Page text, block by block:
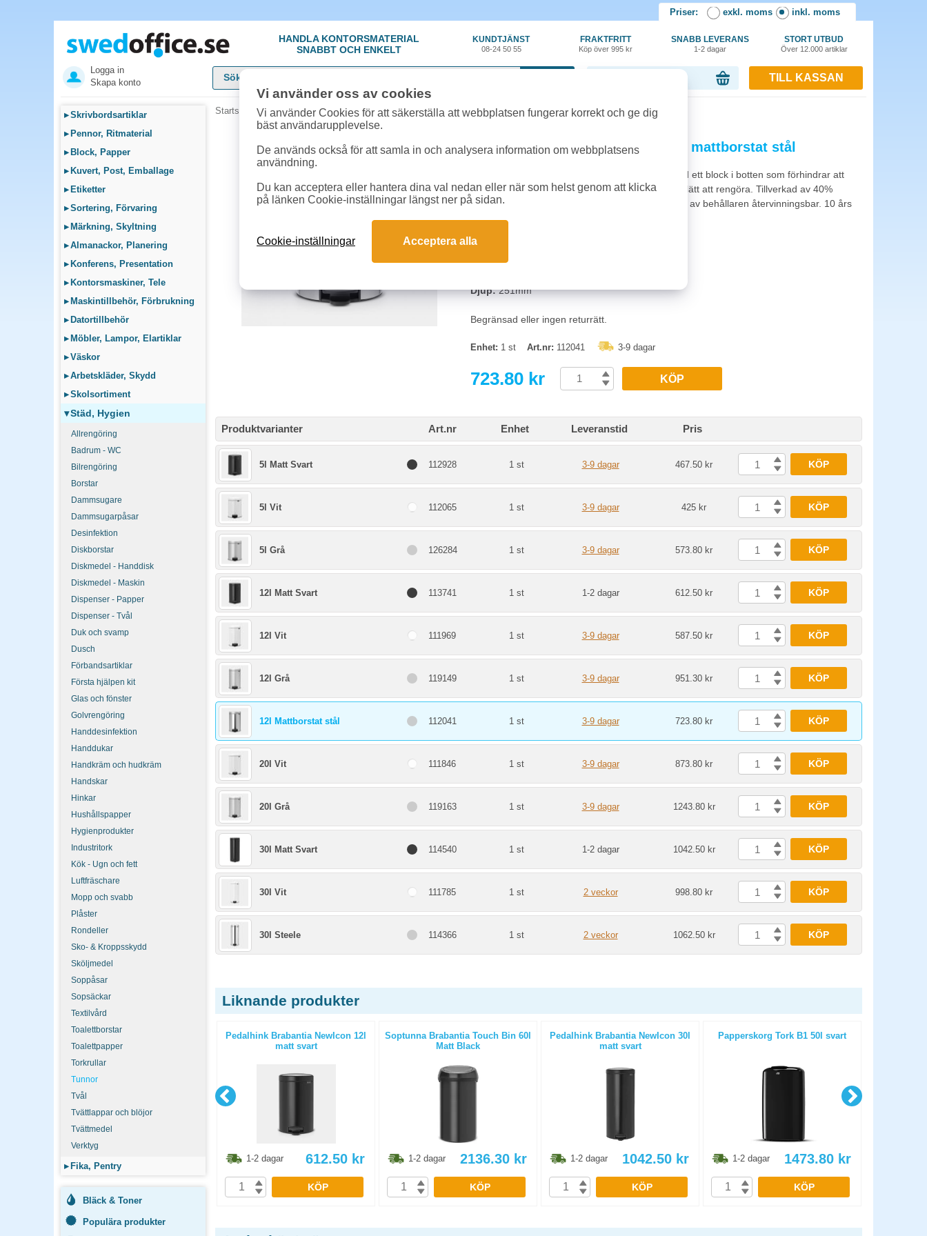
Priser: exkl. moms inkl. moms
HANDLA KONTORSMATERIAL
SNABBT OCH ENKELT
KUNDTJÄNST
08-24 50 55
FRAKTFRITT
Köp över 995 kr
SNABB LEVERANS
1-2 dagar
STORT UTBUD
Över 12.000 artiklar
Logga in
Skapa konto
TILL KASSAN
▸Skrivbordsartiklar
▸ Pennor, Ritmaterial
▸ Block, Papper
▸ Kuvert, Post, Emballage
▸ Etiketter
▸Sortering, Förvaring
▸ Märkning, Skyltning
▸Almanackor, Planering
▸ Konferens, Presentation
▸ Kontorsmaskiner, Tele
▸ Maskintillbehör, Förbrukning
▸ Datortillbehör
▸ Möbler, Lampor, Elartiklar
▸Väskor
▸Arbetskläder, Skydd
▸Skolsortiment
▾Städ, Hygien
Allrengöring
Badrum - WC
Bilrengöring
Borstar
Dammsugare
Dammsugarpåsar
Desinfektion
Diskborstar
Diskmedel - Handdisk
Diskmedel - Maskin
Dispenser - Papper
Dispenser - Tvål
Duk och svamp
Dusch
Förbandsartiklar
Första hjälpen kit
Glas och fönster
Golvrengöring
Handdesinfektion
Handdukar
Handkräm och hudkräm
Handskar
Hinkar
Hushållspapper
Hygienprodukter
Industritork
Kök - Ugn och fett
Luftfräschare
Mopp och svabb
Plåster
Rondeller
Sko- & Kroppsskydd
Sköljmedel
Soppåsar
Sopsäckar
Textilvård
Toalettborstar
Toalettpapper
Torkrullar
Tunnor
Tvål
Tvättlappar och blöjor
Tvättmedel
Verktyg
▸ Fika, Pentry
Bläck & Toner
Populära produkter
Startsida »Städ, Hygien»Tunnor» Pedalhink Brabantia NewIcon 12l mattborstat stål
Pedalhink Brabantia NewIcon 12l mattborstat stål
Modern pedalhink i mattborstat stål. Utrustad med ett block i botten som förhindrar att
tunnan tippar. Innerhinken i plast är urtagbar och lätt att rengöra. Tillverkad av 40%
återvunnet material och efter användning är 98 % av behållaren återvinningsbar. 10 års
garanti.
Rymmer:
Höjd:411mm
Djup:251mm
Begränsad eller ingen returrätt.
Enhet: 1 st Art.nr: 112041 3-9 dagar
723.80 kr KÖP
Produktvarianter Art.nr Enhet Leveranstid Pris
5l Matt Svart 112928 1 st 3-9 dagar 467.50 kr KÖP
5l Vit 112065 1 st 3-9 dagar 425 kr KÖP
5l Grå 126284 1 st 3-9 dagar 573.80 kr KÖP
12l Matt Svart 113741 1 st 1-2 dagar 612.50 kr KÖP
12l Vit 111969 1 st 3-9 dagar 587.50 kr KÖP
12l Grå 119149 1 st 3-9 dagar 951.30 kr KÖP
12l Mattborstat stål 112041 1 st 3-9 dagar 723.80 kr KÖP
20l Vit 111846 1 st 3-9 dagar 873.80 kr KÖP
20l Grå 119163 1 st 3-9 dagar 1243.80 kr KÖP
30l Matt Svart 114540 1 st 1-2 dagar 1042.50 kr KÖP
30l Vit 111785 1 st 2 veckor 998.80 kr KÖP
30l Steele 114366 1 st 2 veckor 1062.50 kr KÖP
Liknande produkter
Papperskorg Tork B1 50l rostfritt
Pedalhink Brabantia NewIcon 12l
matt svart
1-2 dagar 612.50 kr
KÖP
Soptunna Brabantia Touch Bin 60l
Matt Black
1-2 dagar 2136.30 kr
KÖP
Pedalhink Brabantia NewIcon 30l
matt svart
1-2 dagar 1042.50 kr
KÖP
Papperskorg Tork B1 50l svart
1-2 dagar 1473.80 kr
KÖP
Vi använder oss av cookies
Vi använder Cookies för att säkerställa att webbplatsen fungerar korrekt och ge dig
bäst användarupplevelse.
De används också för att samla in och analysera information om webbplatsens
användning.
Du kan acceptera eller hantera dina val nedan eller när som helst genom att klicka
på länken Cookie-inställningar längst ner på sidan.
Cookie-inställningar Acceptera alla